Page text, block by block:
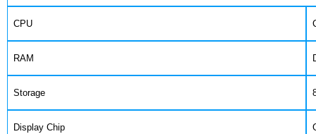
CPU
RAM
Storage
Display Chip